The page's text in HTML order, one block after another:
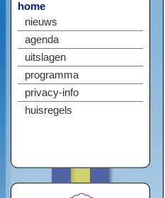
home
nieuws
agenda
uitslagen
programma
privacy-info
huisregels